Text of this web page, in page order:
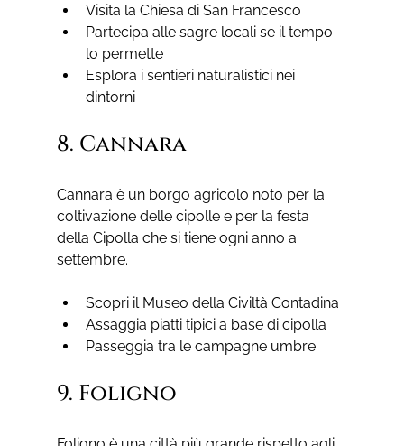
Visita la Chiesa di San Francesco
Partecipa alle sagre locali se il tempo
lo permette
Esplora i sentieri naturalistici nei
dintorni
8. Cannara
Cannara è un borgo agricolo noto per la
coltivazione delle cipolle e per la festa
della Cipolla che si tiene ogni anno a
settembre.
Scopri il Museo della Civiltà Contadina
Assaggia piatti tipici a base di cipolla
Passeggia tra le campagne umbre
9. Foligno